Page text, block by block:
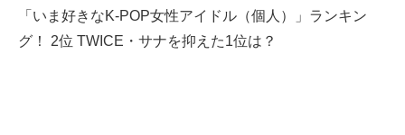
「いま好きなK-POP女性アイドル（個人）」ランキン
グ！ 2位 TWICE・サナを抑えた1位は？